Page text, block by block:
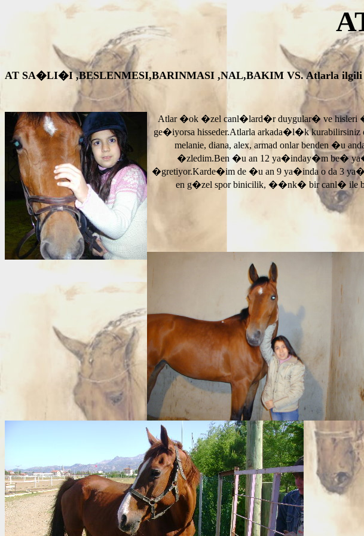
AT SA�LI�I ,BESLENMESI,BARINMASI ,NAL,BAKIM VS. Atlarla ilgili
Atlar �ok �zel canl�lard�r duygular� ve hisleri
ge�iyorsa hisseder.Atlarla arkada�l�k
melanie, diana, alex, armad onlar benden �u
�zledim.Ben �u an 12 ya�inday�m be�
�gretiyor.Karde�im de �u an 9 ya�inda o da 3
en g�zel spor binicilik, ��nk� bir canl� ile